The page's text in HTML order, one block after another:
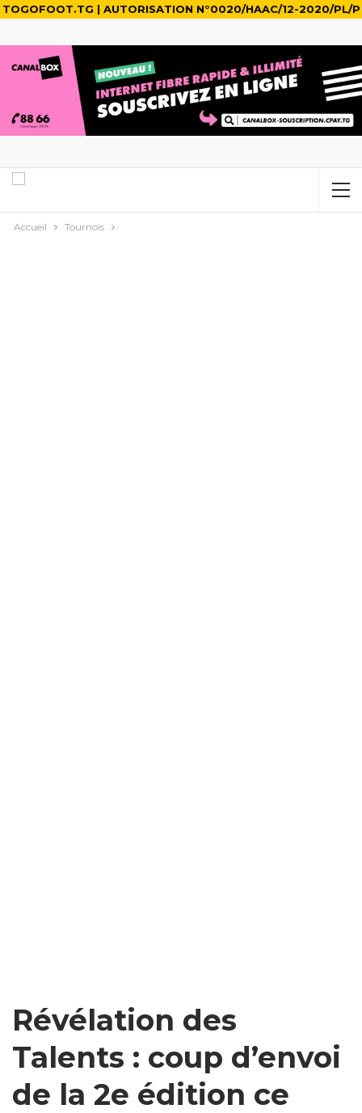
TOGOFOOT.TG | AUTORISATION N°0020/HAAC/12-2020/PL/P
Accueil Tournois
Révélation des
Talents : coup d’envoi
de la 2e édition ce